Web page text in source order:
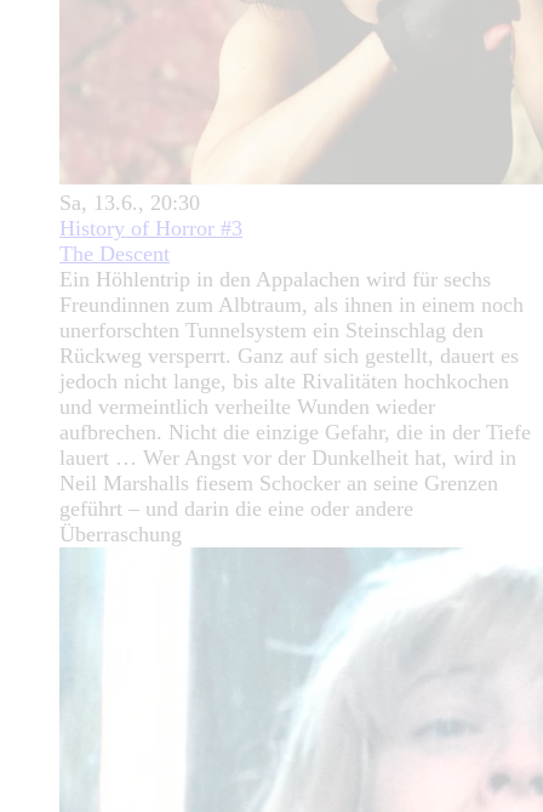
Sa, 13.6., 20:30
History of Horror #3
The Descent
Ein Höhlentrip in den Appalachen wird für sechs
Freundinnen zum Albtraum, als ihnen in einem noch
unerforschten Tunnelsystem ein Steinschlag den
Rückweg versperrt. Ganz auf sich gestellt, dauert es
jedoch nicht lange, bis alte Rivalitäten hochkochen
und vermeintlich verheilte Wunden wieder
aufbrechen. Nicht die einzige Gefahr, die in der Tiefe
lauert … Wer Angst vor der Dunkelheit hat, wird in
Neil Marshalls fiesem Schocker an seine Grenzen
geführt – und darin die eine oder andere
Überraschung